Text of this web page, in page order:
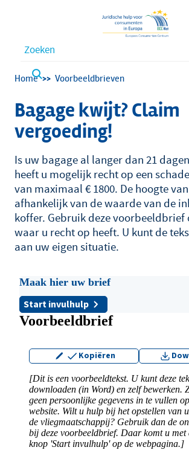
Waar bent u naar op zoek?
Kruimelpad
Home Voorbeeldbrieven
Bagage kwijt? Claim
vergoeding!
Is uw bagage al langer dan 21
heeft u mogelijk recht op een
van maximaal € 1800. De hoogte
afhankelijk van de waarde van de
koffer. Gebruik deze voorbeeldbrief
waar u recht op heeft. U kunt de
aan uw eigen situatie.